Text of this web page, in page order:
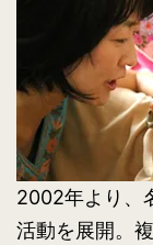
2002年より、
活動を展開。